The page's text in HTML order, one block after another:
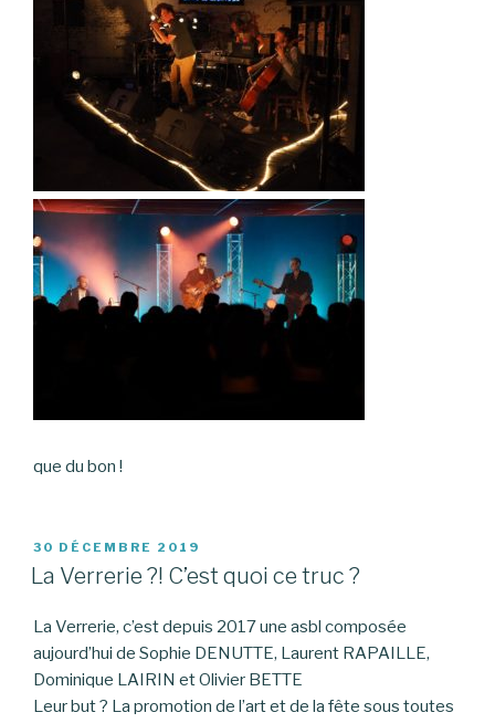
que du bon !
PUBLIÉ
LE
30 DÉCEMBRE 2019
La Verrerie ?! C’est quoi ce truc ?
La Verrerie, c’est depuis 2017 une asbl composée
aujourd’hui de Sophie DENUTTE, Laurent RAPAILLE,
Dominique LAIRIN et Olivier BETTE
Leur but ? La promotion de l’art et de la fête sous toutes